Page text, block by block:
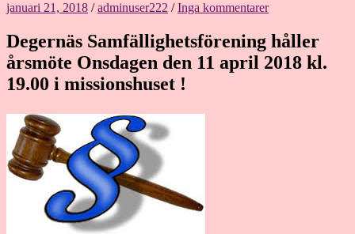
januari 21, 2018 /adminuser222 /Inga kommentarer
Degernäs Samfällighetsförening håller
årsmöte Onsdagen den 11 april 2018 kl.
19.00 i missionshuset !